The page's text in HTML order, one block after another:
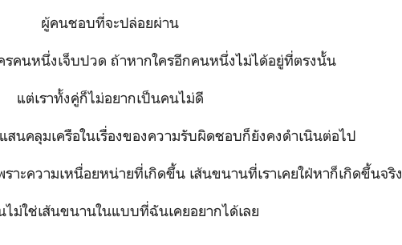
ผู้คนชอบที่จะปล่อยผ่าน
ครคนหนึ่งเจ็บปวด ถ้าหากใครอีกคนหนึ่งไม่ได้อยู่ที่ตรงนั้น
แต่เราทั้งคู่ก็ไม่อยากเป็นคนไม่ดี
สนคลุมเครือในเรื่องของความรับผิดชอบก็ยังคงดำเนินต่อไป
าะความเหนื่อยหน่ายที่เกิดขึ้น เส้นขนานที่เราเคยใฝ่หาก็เกิดขึ้นจริง
ม่ใช่เส้นขนานในแบบที่ฉันเคยอยากได้เลย